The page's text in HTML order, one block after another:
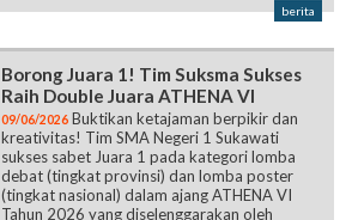
berita
Borong Juara 1! Tim Suksma Sukses
Raih Double Juara ATHENA VI
09/06/2026 Buktikan ketajaman berpikir dan
kreativitas! Tim SMA Negeri 1 Sukawati
sukses sabet Juara 1 pada kategori lomba
debat (tingkat provinsi) dan lomba poster
(tingkat nasional) dalam ajang ATHENA VI
Tahun 2026 yang diselenggarakan oleh